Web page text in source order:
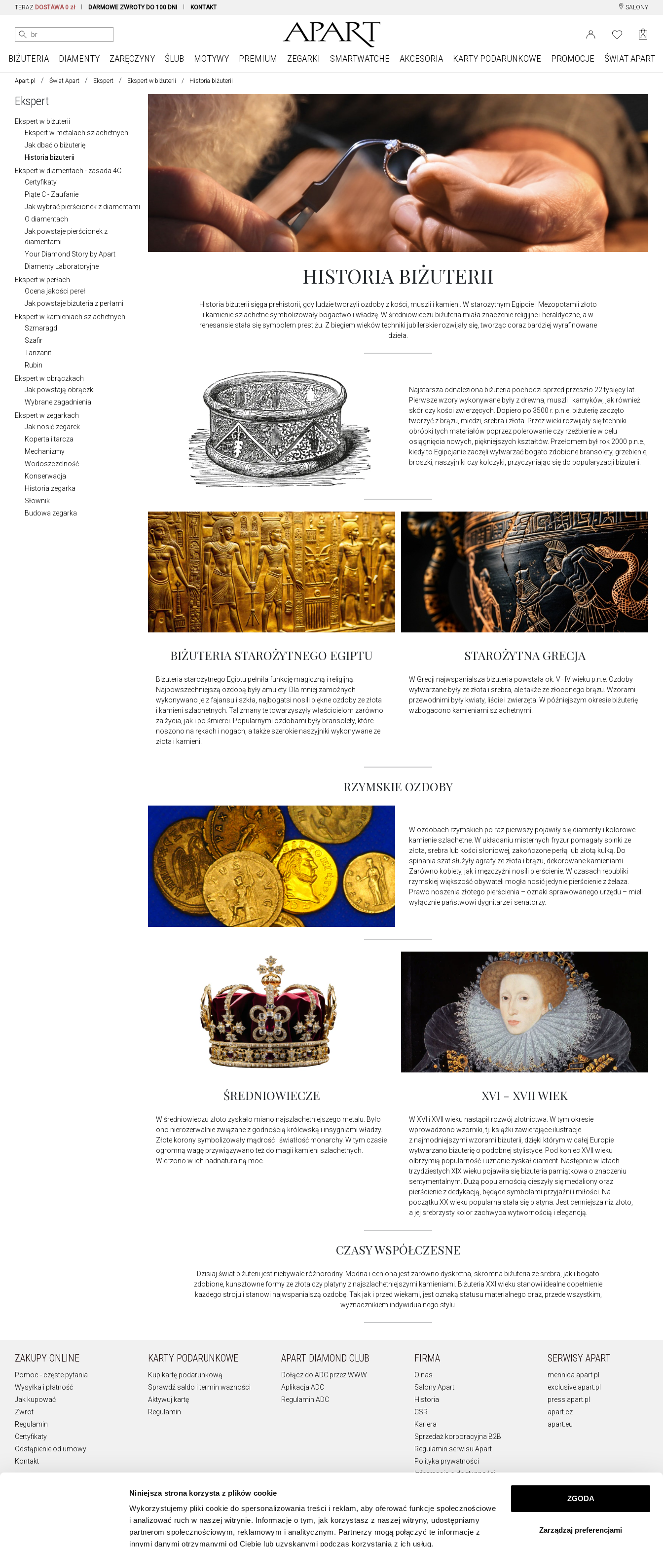
Niniejsza strona korzysta z plików cookie
Wykorzystujemy pliki cookie do spersonalizowania treści i reklam, aby oferować funkcje społecznościowe
i analizować ruch w naszej witrynie. Informacje o tym, jak korzystasz z naszej witryny, udostępniamy
partnerom społecznościowym, reklamowym i analitycznym. Partnerzy mogą połączyć te informacje z
innymi danymi otrzymanymi od Ciebie lub uzyskanymi podczas korzystania z ich usług.
ZGODA
Zarządzaj preferencjami
TERAZ DOSTAWA 0 zł DARMOWE ZWROTY DO 100 DNI KONTAKT SALONY
BIŻUTERIA DIAMENTY ZARĘCZYNY ŚLUB MOTYWY PREMIUM ZEGARKI SMARTWATCHE AKCESORIA KARTY PODARUNKOWE PROMOCJE ŚWIAT APART
Apart.pl Świat Apart Ekspert Ekspert w biżuterii Historia biżuterii
Ekspert
Ekspert w biżuterii
Ekspert w metalach szlachetnych
Jak dbać o biżuterię
Historia biżuterii
Ekspert w diamentach - zasada 4C
Certyfikaty
Piąte C - Zaufanie
Jak wybrać pierścionek z diamentami
O diamentach
Jak powstaje pierścionek z
diamentami
Your Diamond Story by Apart
Diamenty Laboratoryjne
Ekspert w perłach
Ocena jakości pereł
Jak powstaje biżuteria z perłami
Ekspert w kamieniach szlachetnych
Szmaragd
Szafir
Tanzanit
Rubin
Ekspert w obrączkach
Jak powstają obrączki
Wybrane zagadnienia
Ekspert w zegarkach
Jak nosić zegarek
Koperta i tarcza
Mechanizmy
Wodoszczelność
Konserwacja
Historia zegarka
Słownik
Budowa zegarka
HISTORIA BIŻUTERII
Historia biżuterii sięga prehistorii, gdy ludzie tworzyli ozdoby z kości, muszli i kamieni. W starożytnym Egipcie i Mezopotamii złoto
i kamienie szlachetne symbolizowały bogactwo i władzę. W średniowieczu biżuteria miała znaczenie religijne i heraldyczne, a w
renesansie stała się symbolem prestiżu. Z biegiem wieków techniki jubilerskie rozwijały się, tworząc coraz bardziej wyrafinowane
dzieła.
Najstarsza odnaleziona biżuteria pochodzi sprzed przeszło 22 tysięcy lat.
Pierwsze wzory wykonywane były z drewna, muszli i kamyków, jak również
skór czy kości zwierzęcych. Dopiero po 3500 r. p.n.e. biżuterię zaczęto
tworzyć z brązu, miedzi, srebra i złota. Przez wieki rozwijały się techniki
obróbki tych materiałów poprzez polerowanie czy rzeźbienie w celu
osiągnięcia nowych, piękniejszych kształtów. Przełomem był rok 2000 p.n.e.,
kiedy to Egipcjanie zaczęli wytwarzać bogato zdobione bransolety, grzebienie,
broszki, naszyjniki czy kolczyki, przyczyniając się do popularyzacji biżuterii.
BIŻUTERIA STAROŻYTNEGO EGIPTU
Biżuteria starożytnego Egiptu pełniła funkcję magiczną i religijną.
Najpowszechniejszą ozdobą były amulety. Dla mniej zamożnych
wykonywano je z fajansu i szkła, najbogatsi nosili piękne ozdoby ze złota
i kamieni szlachetnych. Talizmany te towarzyszyły właścicielom zarówno
za życia, jak i po śmierci. Popularnymi ozdobami były bransolety, które
noszono na rękach i nogach, a także szerokie naszyjniki wykonywane ze
złota i kamieni.
STAROŻYTNA GRECJA
W Grecji najwspanialsza biżuteria powstała ok. V–IV wieku p.n.e. Ozdoby
wytwarzane były ze złota i srebra, ale także ze złoconego brązu. Wzorami
przewodnimi były kwiaty, liście i zwierzęta. W późniejszym okresie biżuterię
wzbogacono kamieniami szlachetnymi.
RZYMSKIE OZDOBY
W ozdobach rzymskich po raz pierwszy pojawiły się diamenty i kolorowe
kamienie szlachetne. W układaniu misternych fryzur pomagały spinki ze
złota, srebra lub kości słoniowej, zakończone perłą lub złotą kulką. Do
spinania szat służyły agrafy ze złota i brązu, dekorowane kamieniami.
Zarówno kobiety, jak i mężczyźni nosili pierścienie. W czasach republiki
rzymskiej większość obywateli mogła nosić jedynie pierścienie z żelaza.
Prawo noszenia złotego pierścienia – oznaki sprawowanego urzędu – mieli
wyłącznie państwowi dygnitarze i senatorzy.
ŚREDNIOWIECZE
W średniowieczu złoto zyskało miano najszlachetniejszego metalu. Było
ono nierozerwalnie związane z godnością królewską i insygniami władzy.
Złote korony symbolizowały mądrość i światłość monarchy. W tym czasie
ogromną wagę przywiązywano też do magii kamieni szlachetnych.
Wierzono w ich nadnaturalną moc.
XVI - XVII WIEK
W XVI i XVII wieku nastąpił rozwój złotnictwa. W tym okresie
wprowadzono wzorniki, tj. książki zawierające ilustracje
z najmodniejszymi wzorami biżuterii, dzięki którym w całej Europie
wytwarzano biżuterię o podobnej stylistyce. Pod koniec XVII wieku
olbrzymią popularność i uznanie zyskał diament. Następnie w latach
trzydziestych XIX wieku pojawiła się biżuteria pamiątkowa o znaczeniu
sentymentalnym. Dużą popularnością cieszyły się medaliony oraz
pierścienie z dedykacją, będące symbolami przyjaźni i miłości. Na
początku XX wieku popularna stała się platyna. Jest cenniejsza niż złoto,
a jej srebrzysty kolor zachwyca wytwornością i elegancją.
CZASY WSPÓŁCZESNE
Dzisiaj świat biżuterii jest niebywale różnorodny. Modna i ceniona jest zarówno dyskretna, skromna biżuteria ze srebra, jak i bogato
zdobione, kunsztowne formy ze złota czy platyny z najszlachetniejszymi kamieniami. Biżuteria XXI wieku stanowi idealne dopełnienie
każdego stroju i stanowi najwspanialszą ozdobę. Tak jak i przed wiekami, jest oznaką statusu materialnego oraz, przede wszystkim,
wyznacznikiem indywidualnego stylu.
ZAKUPY ONLINE
Pomoc - częste pytania
Wysyłka i płatność
Jak kupować
Zwrot
Regulamin
Certyfikaty
Odstąpienie od umowy
Kontakt
KARTY PODARUNKOWE
Kup kartę podarunkową
Sprawdź saldo i termin ważności
Aktywuj kartę
Regulamin
APART DIAMOND CLUB
Dołącz do ADC przez WWW
Aplikacja ADC
Regulamin ADC
FIRMA
O nas
Salony Apart
Historia
CSR
Kariera
Sprzedaż korporacyjna B2B
Regulamin serwisu Apart
Polityka prywatności
Informacja o dostępności
SERWISY APART
mennica.apart.pl
exclusive.apart.pl
press.apart.pl
apart.cz
apart.eu
KONTAKT
info@apart.pl